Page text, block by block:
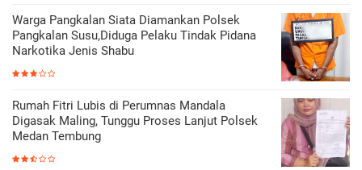
Warga Pangkalan Siata Diamankan Polsek
Pangkalan Susu,Diduga Pelaku Tindak Pidana
Narkotika Jenis Shabu
Rumah Fitri Lubis di Perumnas Mandala
Digasak Maling, Tunggu Proses Lanjut Polsek
Medan Tembung